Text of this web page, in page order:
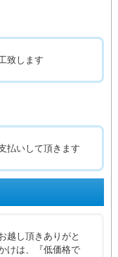
致します
払いして頂きます
越し頂きありがと
けは、『低価格で